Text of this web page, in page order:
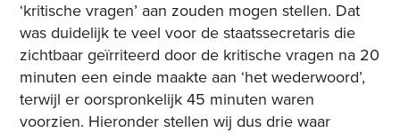
‘kritische vragen’ aan zouden mogen stellen. Dat
was duidelijk te veel voor de staatssecretaris die
zichtbaar geïrriteerd door de kritische vragen na 20
minuten een einde maakte aan ‘het wederwoord’,
terwijl er oorspronkelijk 45 minuten waren
voorzien. Hieronder stellen wij dus drie waar